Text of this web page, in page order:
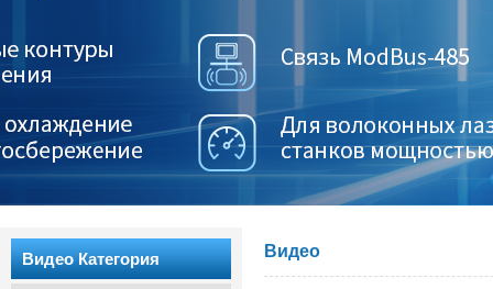
Видео Категория Видео